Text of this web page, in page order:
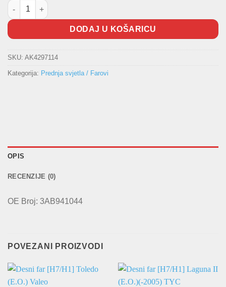
Prednji far Passat Bi-Xenon LED VALEO količina
DODAJ U KOŠARICU
SKU: AK4297114
Kategorija: Prednja svjetla / Farovi
OPIS
RECENZIJE (0)
OE Broj: 3AB941044
POVEZANI PROIZVODI